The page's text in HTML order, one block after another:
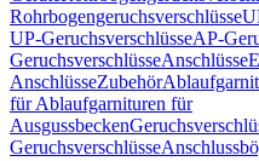
Rohrbogengeruchsverschlüsse
UP-GeruchsverschlüsseAP-
GeruchsverschlüsseAnschlüsse
AnschlüsseZubehör
für Ablaufgarnituren für
Ausgussbecken
Geruchsverschlüsse